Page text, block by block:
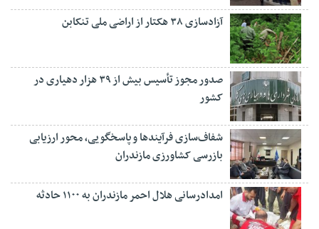
آزادسازی ۳۸ هکتار از اراضی ملی تنکابن
صدور مجوز تأسیس بیش از ۳۹ هزار دهیاری در
کشور
شفاف‌سازی فرآیند‌ها و پاسخگویی، محور ارزیابی
بازرسی کشاورزی مازندران
امدادرسانی هلال احمر مازندران به ۱۱۰۰ حادثه